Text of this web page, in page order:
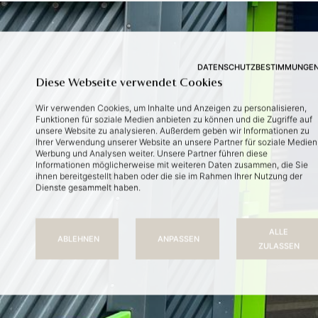
Diese Webseite verwendet Cookies
Wir verwenden Cookies, um Inhalte und Anzeigen zu personalisieren,
Funktionen für soziale Medien anbieten zu können und die Zugriffe auf
unsere Website zu analysieren. Außerdem geben wir Informationen zu
Ihrer Verwendung unserer Website an unsere Partner für soziale
Werbung und Analysen weiter. Unsere Partner führen diese
Informationen möglicherweise mit weiteren Daten zusammen, die Sie
ihnen bereitgestellt haben oder die sie im Rahmen Ihrer Nutzung der
Dienste gesammelt haben.
ABLEHNEN ANPASSEN
ALLE
ZULASSEN